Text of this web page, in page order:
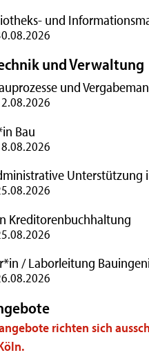
und
und Verwaltung
und
Bau
Unterstützung
Kreditorenbuchhaltung
/ Laborleitung
richten sich